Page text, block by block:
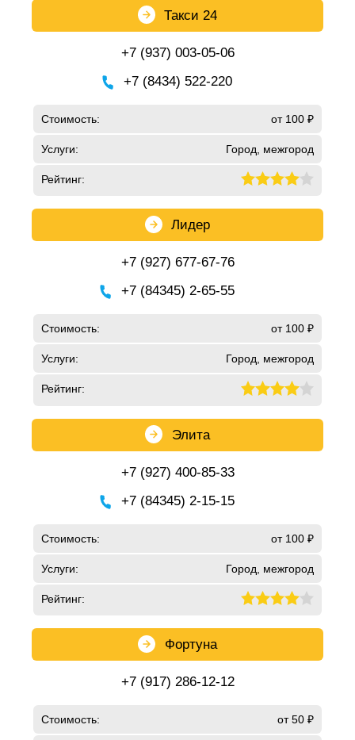
Такси 24
+7 (937) 003-05-06
+7 (8434) 522-220
Стоимость: от 100 ₽
Услуги: Город, межгород
Рейтинг:
Лидер
+7 (927) 677-67-76
+7 (84345) 2-65-55
Стоимость: от 100 ₽
Услуги: Город, межгород
Рейтинг:
Элита
+7 (927) 400-85-33
+7 (84345) 2-15-15
Стоимость: от 100 ₽
Услуги: Город, межгород
Рейтинг:
Фортуна
+7 (917) 286-12-12
Стоимость: от 50 ₽